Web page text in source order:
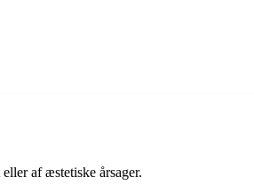
af æstetiske årsager.